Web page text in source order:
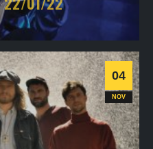
- 20h30 - SALLE 1
04
NOV